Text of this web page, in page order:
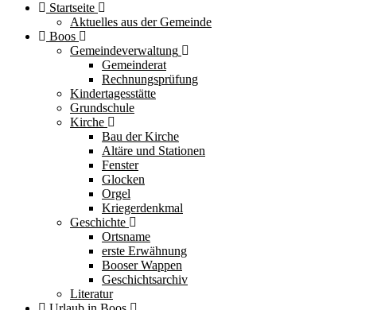
Startseite
Aktuelles aus der Gemeinde
Boos
Gemeindeverwaltung
Gemeinderat
Rechnungsprüfung
Kindertagesstätte
Grundschule
Kirche
Bau der Kirche
Altäre und Stationen
Fenster
Glocken
Orgel
Kriegerdenkmal
Geschichte
Ortsname
erste Erwähnung
Booser Wappen
Geschichtsarchiv
Literatur